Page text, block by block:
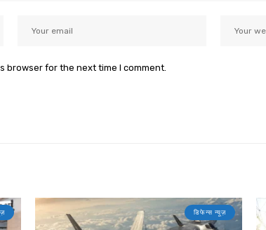
browser for the next time I comment.
डिफेन्स न्यूज़